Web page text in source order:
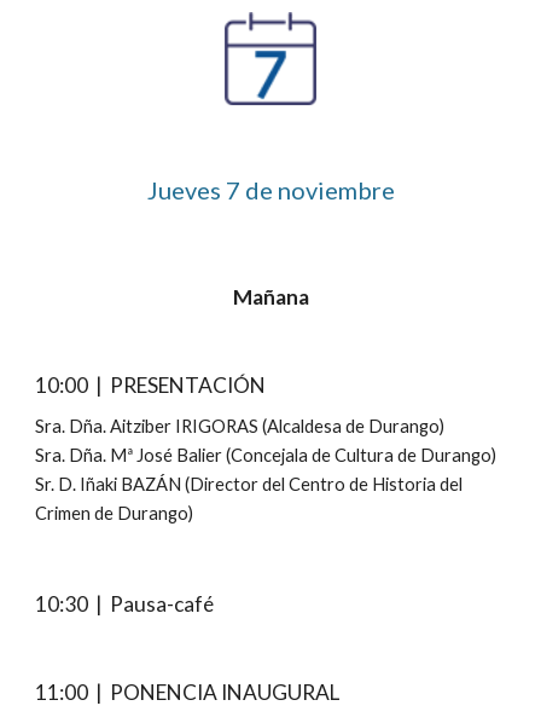
Jueves 7 de noviembre
Mañana
10:00  |  PRESENTACIÓN
Sra. Dña. Aitziber IRIGORAS (Alcaldesa de Durango)
Sra. Dña. Mª José Balier (Concejala de Cultura de Durango)
Sr. D. Iñaki BAZÁN (Director del Centro de Historia del
Crimen de Durango)
10:30  |  Pausa-café
11:00  |  PONENCIA INAUGURAL